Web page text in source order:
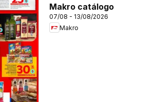
Makro catálogo
07/08 - 13/08/2026
Makro